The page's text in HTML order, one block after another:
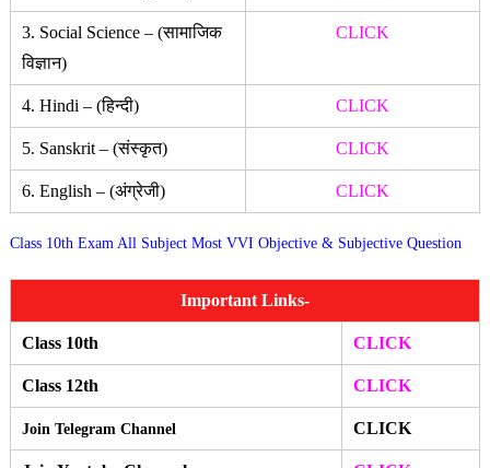
3. Social Science – (सामाजिक
विज्ञान)
CLICK
4. Hindi – (हिन्दी) CLICK
5. Sanskrit – (संस्कृत) CLICK
6. English – (अंग्रेजी) CLICK
Class 10th Exam All Subject Most VVI Objective & Subjective Question
Important Links-
Class 10th CLICK
Class 12th CLICK
Join Telegram Channel CLICK